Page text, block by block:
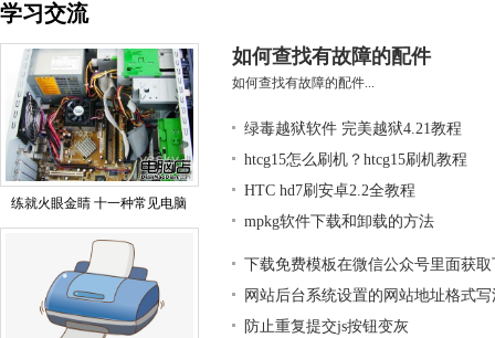
学习交流
练就火眼金睛 十一种常见电脑
如何查找有故障的配件
如何查找有故障的配件...
绿毒越狱软件 完美越狱4.21教程
htcg15怎么刷机？htcg15刷机教程
HTC hd7刷安卓2.2全教程
mpkg软件下载和卸载的方法
下载免费模板在微信公众号里面获
网站后台系统设置的网站地址格式写
防止重复提交js按钮变灰